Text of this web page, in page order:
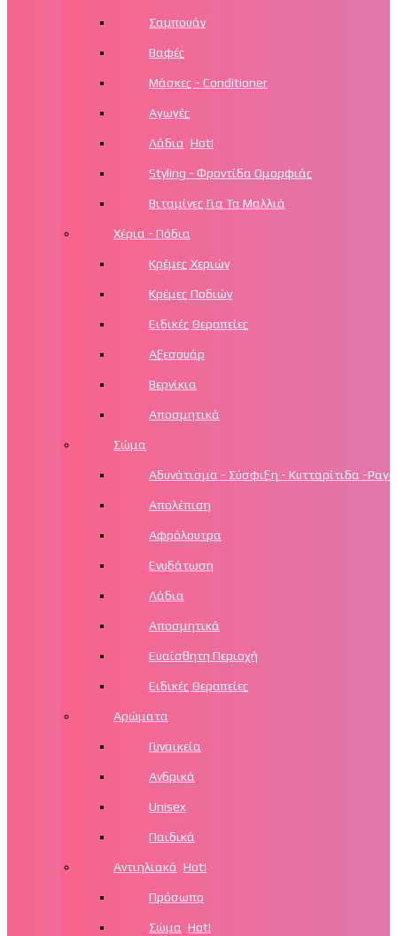
Σαμπουάν
Βαφές
Μάσκες - Conditioner
Αγωγές
Λάδια Hot!
Styling - Φροντίδα Ομορφιάς
Βιταμίνες Για Τα Μαλλιά
Χέρια - Πόδια
Κρέμες Χεριών
Κρέμες Ποδιών
Ειδικές Θεραπείες
Αξεσουάρ
Βερνίκια
Αποσμητικά
Σώμα
Αδυνάτισμα - Σύσφιξη - Κυτταρίτιδα -
Απολέπιση
Αφρόλουτρα
Ενυδάτωση
Λάδια
Αποσμητικά
Ευαίσθητη Περιοχή
Ειδικές Θεραπείες
Αρώματα
Γυναικεία
Ανδρικά
Unisex
Παιδικά
Αντιηλιακά Hot!
Πρόσωπο
Σώμα Hot!